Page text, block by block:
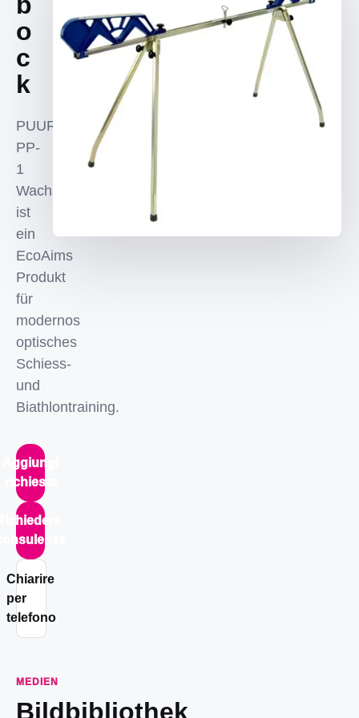
o
c
k
PUURU
PP-
1
Wachsbock
ist
ein
EcoAims
Produkt
für
modernos
optisches
Schiess-
und
Biathlontraining.
Aggiungi
richiesta
Chiarire
per
telefono
MEDIEN
Bildbibliothek